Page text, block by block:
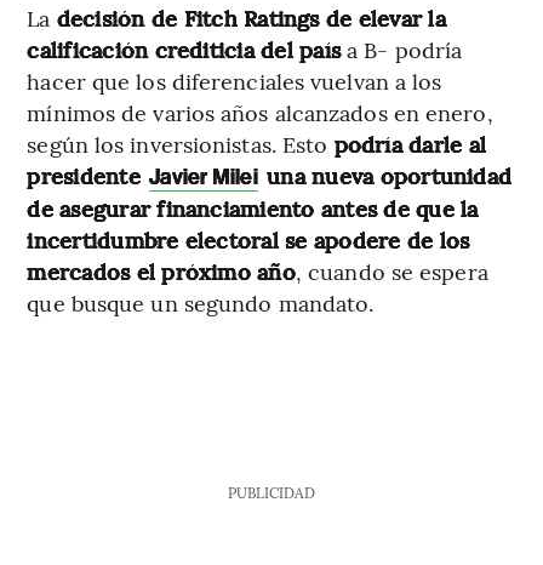
La decisión de Fitch Ratings de elevar la
calificación crediticia del paísa B- podría
hacer que los diferenciales vuelvan a los
mínimos de varios años alcanzados en enero,
según los inversionistas. Esto podría darle al
presidente Javier Milei una nueva oportunidad
de asegurar financiamiento antes de que la
incertidumbre electoral se apodere de los
mercados el próximo año, cuando se espera
que busque un segundo mandato.
PUBLICIDAD